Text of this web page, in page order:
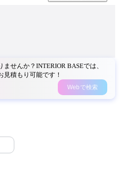
せんか？INTERIOR BASEでは、
見積もり可能です！
Webで検索